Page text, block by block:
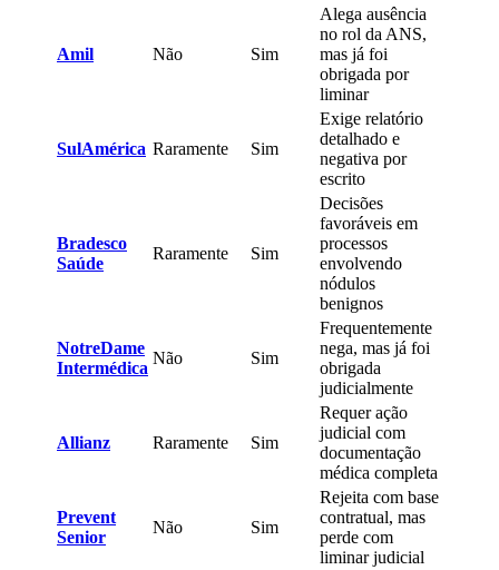
Amil Não Sim
Alega ausência
no rol da ANS,
mas já foi
obrigada por
liminar
SulAmérica Raramente Sim
Exige relatório
detalhado e
negativa por
escrito
Bradesco
Saúde
Raramente Sim
Decisões
favoráveis em
processos
envolvendo
nódulos
benignos
NotreDame
Intermédica
Não Sim
Frequentemente
nega, mas já foi
obrigada
judicialmente
Allianz Raramente Sim
Requer ação
judicial com
documentação
médica completa
Prevent
Senior
Não Sim
Rejeita com base
contratual, mas
perde com
liminar judicial